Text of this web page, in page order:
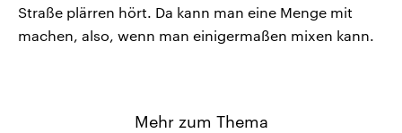
Straße plärren hört. Da kann man eine Menge mit
machen, also, wenn man einigermaßen mixen kann.
Mehr zum Thema